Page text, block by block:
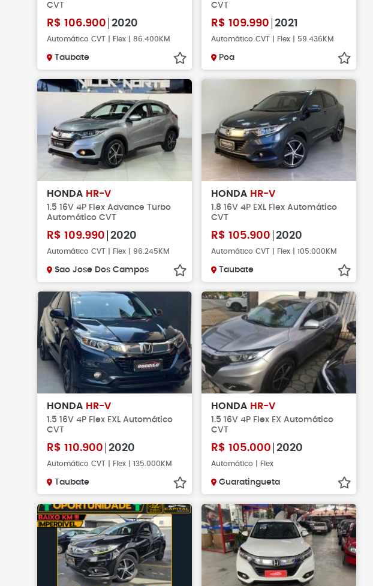
CVT
R$ 106.900 2020
Automático CVT | Flex | 86.400KM
Taubate
CVT
R$ 109.990 2021
Automático CVT | Flex | 59.436KM
Poa
HONDA HR-V
1.5 16V 4P Flex Advance Turbo
Automático CVT
R$ 109.990 2020
Automático CVT | Flex | 96.245KM
Sao Jose Dos Campos
HONDA HR-V
1.8 16V 4P EXL Flex Automático
CVT
R$ 105.900 2020
Automático CVT | Flex | 105.000KM
Taubate
HONDA HR-V
1.5 16V 4P Flex EXL Automático
CVT
R$ 110.900 2020
Automático CVT | Flex | 135.000KM
Taubate
HONDA HR-V
1.5 16V 4P Flex EX Automático
CVT
R$ 105.000 2020
Automático | Flex
Guaratingueta